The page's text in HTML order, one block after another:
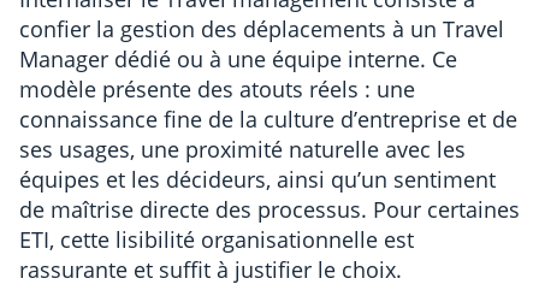
confier la gestion des déplacements à un Travel
Manager dédié ou à une équipe interne. Ce
modèle présente des atouts réels : une
connaissance fine de la culture d’entreprise et de
ses usages, une proximité naturelle avec les
équipes et les décideurs, ainsi qu’un sentiment
de maîtrise directe des processus. Pour certaines
ETI, cette lisibilité organisationnelle est
rassurante et suffit à justifier le choix.